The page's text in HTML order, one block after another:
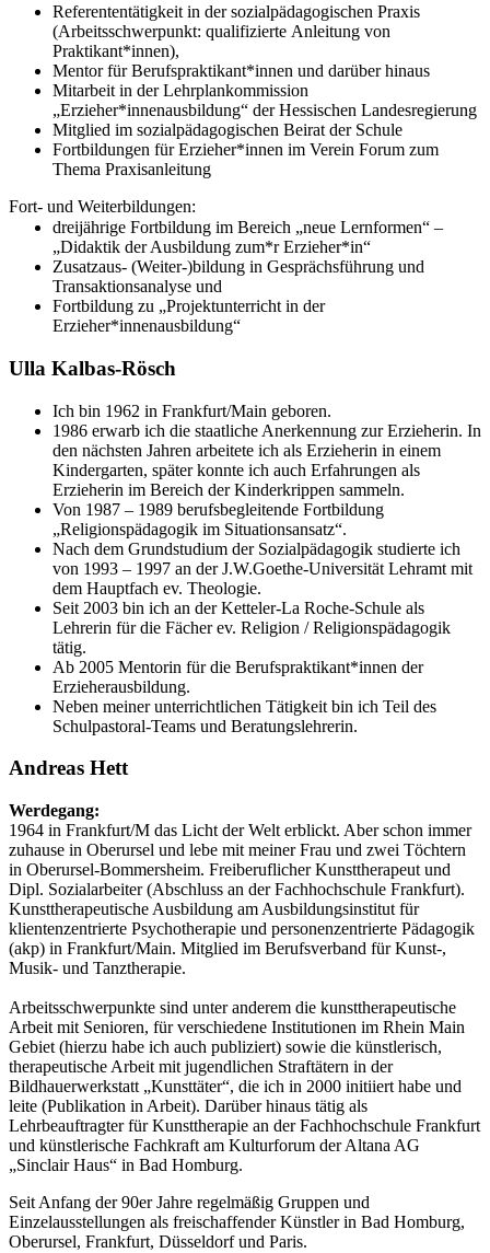
Referententätigkeit in der sozialpädagogischen Praxis
(Arbeitsschwerpunkt: qualifizierte Anleitung von
Praktikant*innen),
Mentor für Berufspraktikant*innen und darüber hinaus
Mitarbeit in der Lehrplankommission
„Erzieher*innenausbildung“ der Hessischen Landesregierung
Mitglied im sozialpädagogischen Beirat der Schule
Fortbildungen für Erzieher*innen im Verein Forum zum
Thema Praxisanleitung
Fort- und Weiterbildungen:
dreijährige Fortbildung im Bereich „neue Lernformen“ –
„Didaktik der Ausbildung zum*r Erzieher*in“
Zusatzaus- (Weiter-)bildung in Gesprächsführung und
Transaktionsanalyse und
Fortbildung zu „Projektunterricht in der
Erzieher*innenausbildung“
Ulla Kalbas-Rösch
Ich bin 1962 in Frankfurt/Main geboren.
1986 erwarb ich die staatliche Anerkennung zur Erzieherin. In
den nächsten Jahren arbeitete ich als Erzieherin in einem
Kindergarten, später konnte ich auch Erfahrungen als
Erzieherin im Bereich der Kinderkrippen sammeln.
Von 1987 – 1989 berufsbegleitende Fortbildung
„Religionspädagogik im Situationsansatz“.
Nach dem Grundstudium der Sozialpädagogik studierte ich
von 1993 – 1997 an der J.W.Goethe-Universität Lehramt mit
dem Hauptfach ev. Theologie.
Seit 2003 bin ich an der Ketteler-La Roche-Schule als
Lehrerin für die Fächer ev. Religion / Religionspädagogik
tätig.
Ab 2005 Mentorin für die Berufspraktikant*innen der
Erzieherausbildung.
Neben meiner unterrichtlichen Tätigkeit bin ich Teil des
Schulpastoral-Teams und Beratungslehrerin.
Andreas Hett
Werdegang:
1964 in Frankfurt/M das Licht der Welt erblickt. Aber schon immer
zuhause in Oberursel und lebe mit meiner Frau und zwei Töchtern
in Oberursel-Bommersheim. Freiberuflicher Kunsttherapeut und
Dipl. Sozialarbeiter (Abschluss an der Fachhochschule Frankfurt).
Kunsttherapeutische Ausbildung am Ausbildungsinstitut für
klientenzentrierte Psychotherapie und personenzentrierte Pädagogik
(akp) in Frankfurt/Main. Mitglied im Berufsverband für Kunst-,
Musik- und Tanztherapie.
Arbeitsschwerpunkte sind unter anderem die kunsttherapeutische
Arbeit mit Senioren, für verschiedene Institutionen im Rhein Main
Gebiet (hierzu habe ich auch publiziert) sowie die künstlerisch,
therapeutische Arbeit mit jugendlichen Straftätern in der
Bildhauerwerkstatt „Kunsttäter“, die ich in 2000 initiiert habe und
leite (Publikation in Arbeit). Darüber hinaus tätig als
Lehrbeauftragter für Kunsttherapie an der Fachhochschule Frankfurt
und künstlerische Fachkraft am Kulturforum der Altana AG
„Sinclair Haus“ in Bad Homburg.
Seit Anfang der 90er Jahre regelmäßig Gruppen und
Einzelausstellungen als freischaffender Künstler in Bad Homburg,
Oberursel, Frankfurt, Düsseldorf und Paris.